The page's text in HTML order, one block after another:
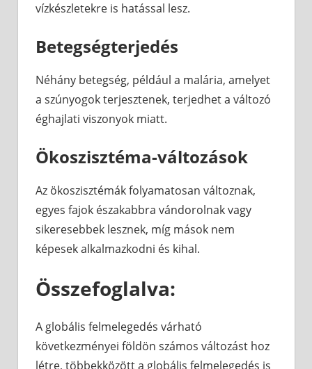
vízkészletekre is hatással lesz.
Betegségterjedés
Néhány betegség, például a malária, amelyet
a szúnyogok terjesztenek, terjedhet a változó
éghajlati viszonyok miatt.
Ökoszisztéma-változások
Az ökoszisztémák folyamatosan változnak,
egyes fajok északabbra vándorolnak vagy
sikeresebbek lesznek, míg mások nem
képesek alkalmazkodni és kihal.
Összefoglalva:
A globális felmelegedés várható
következményei földön számos változást hoz
létre, többekközött a globális felmelegedés is